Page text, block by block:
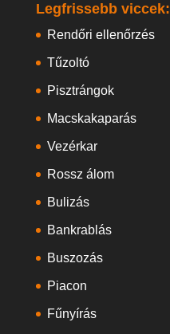
Legfrissebb viccek:
Rendőri ellenőrzés
Tűzoltó
Pisztrángok
Macskakaparás
Vezérkar
Rossz álom
Bulizás
Bankrablás
Buszozás
Piacon
Fűnyírás